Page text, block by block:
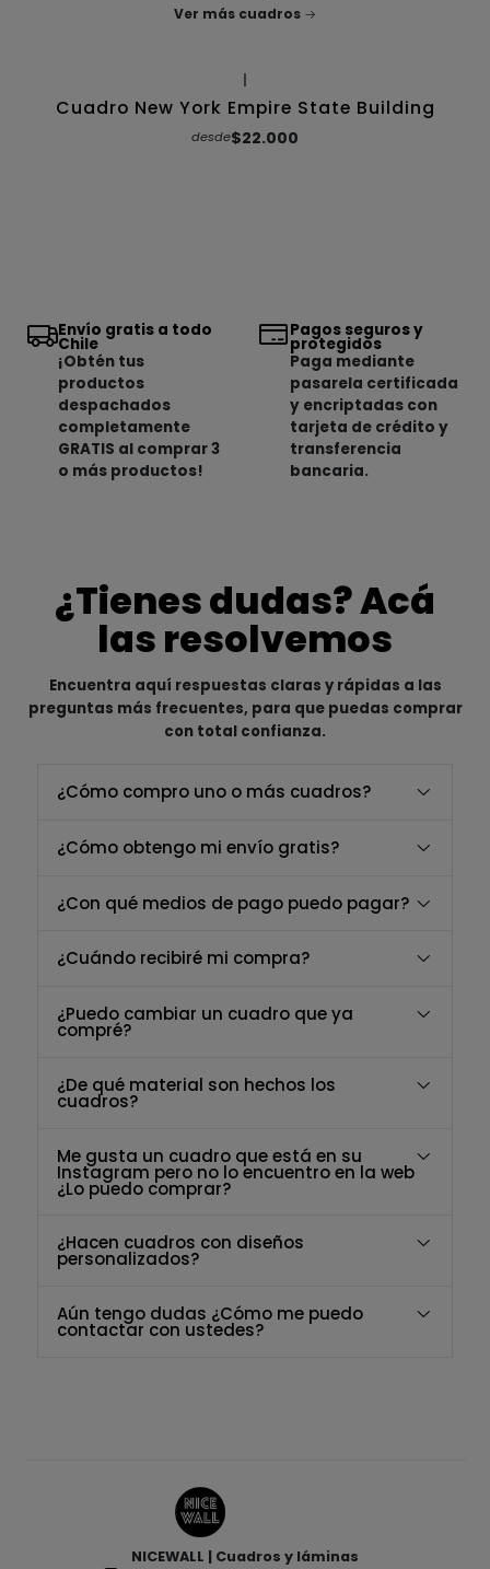
Ver más cuadros
Cuadro New York Empire State Building
desde$22.000
Envío gratis a todo
Chile
¡Obtén tus
productos
despachados
completamente
GRATIS al comprar 3
o más productos!
Pagos seguros y
protegidos
Paga mediante
pasarela certificada
y encriptadas con
tarjeta de crédito y
transferencia
bancaria.
¿Tienes dudas? Acá
las resolvemos
Encuentra aquí respuestas claras y rápidas a las
preguntas más frecuentes, para que puedas comprar
con total confianza.
¿Cómo compro uno o más cuadros?
¿Cómo obtengo mi envío gratis?
¿Con qué medios de pago puedo pagar?
¿Cuándo recibiré mi compra?
¿Puedo cambiar un cuadro que ya
compré?
¿De qué material son hechos los
cuadros?
Me gusta un cuadro que está en su
Instagram pero no lo encuentro en la web
¿Lo puedo comprar?
¿Hacen cuadros con diseños
personalizados?
Aún tengo dudas ¿Cómo me puedo
contactar con ustedes?
NICEWALL | Cuadros y láminas